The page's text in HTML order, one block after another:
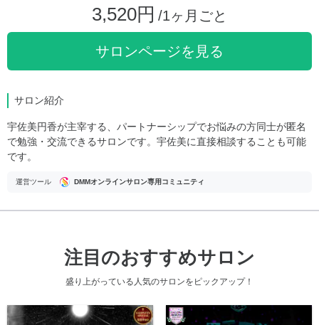
3,520円 /1ヶ月ごと
サロンページを見る
サロン紹介
宇佐美円香が主宰する、パートナーシップでお悩みの方同士が匿名
で勉強・交流できるサロンです。宇佐美に直接相談することも可能
です。
運営ツール DMMオンラインサロン専用コミュニティ
注目のおすすめサロン
盛り上がっている人気のサロンをピックアップ！